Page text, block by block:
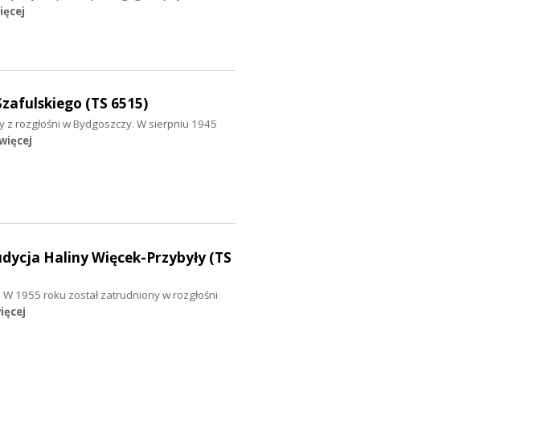
(TS 6515)
rozgłośni w Bydgoszczy. W sierpniu 1945
Haliny Więcek-Przybyły (TS
1955 roku został zatrudniony w rozgłośni